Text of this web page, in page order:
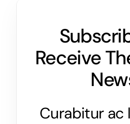
Receive
Curabitur ac